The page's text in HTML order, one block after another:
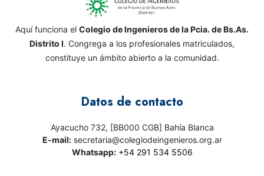
Aquí funciona el Colegio de Ingenieros de la Pcia. de Bs.As.
Distrito I. Congrega a los profesionales matriculados,
constituye un ámbito abierto a la comunidad.
Datos de contacto
Ayacucho 732, [BB000 CGB] Bahía Blanca
E-mail:secretaria@colegiodeingenieros.org.ar
Whatsapp: +54 291 534 5506